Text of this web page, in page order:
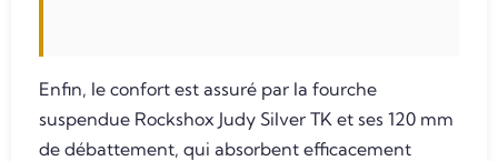
Enfin, le confort est assuré par la fourche
suspendue Rockshox Judy Silver TK et ses 120 mm
de débattement, qui absorbent efficacement